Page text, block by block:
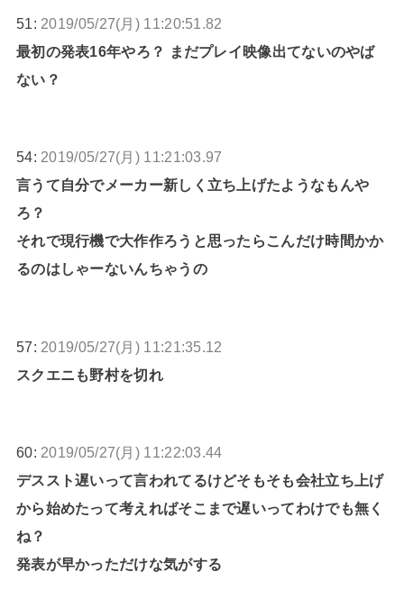
51: 2019/05/27(月) 11:20:51.82
最初の発表16年やろ？ まだプレイ映像出てないのやば
ない？
54: 2019/05/27(月) 11:21:03.97
言うて自分でメーカー新しく立ち上げたようなもんや
ろ？
それで現行機で大作作ろうと思ったらこんだけ時間かか
るのはしゃーないんちゃうの
57: 2019/05/27(月) 11:21:35.12
スクエニも野村を切れ
60: 2019/05/27(月) 11:22:03.44
デススト遅いって言われてるけどそもそも会社立ち上げ
から始めたって考えればそこまで遅いってわけでも無く
ね？
発表が早かっただけな気がする